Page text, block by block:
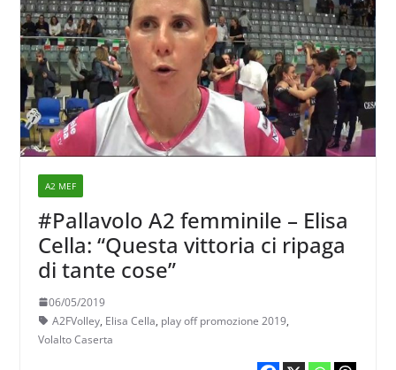
A2 MEF
#Pallavolo A2 femminile – Elisa
Cella: “Questa vittoria ci ripaga
di tante cose”
06/05/2019
A2FVolley, Elisa Cella, play off promozione 2019,
Volalto Caserta